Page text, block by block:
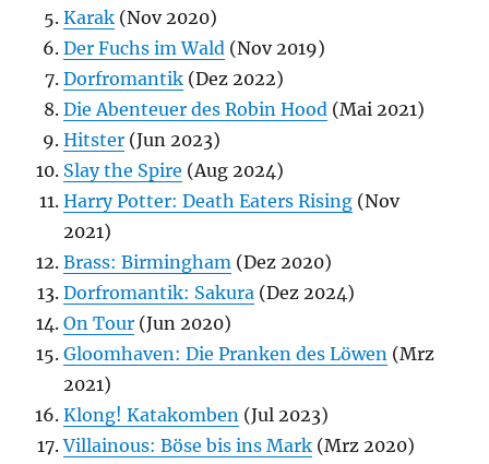
Karak (Nov 2020)
Der Fuchs im Wald (Nov 2019)
Dorfromantik (Dez 2022)
Die Abenteuer des Robin Hood (Mai 2021)
Hitster (Jun 2023)
Slay the Spire (Aug 2024)
Harry Potter: Death Eaters Rising (Nov
2021)
Brass: Birmingham (Dez 2020)
Dorfromantik: Sakura (Dez 2024)
On Tour (Jun 2020)
Gloomhaven: Die Pranken des Löwen (Mrz
2021)
Klong! Katakomben (Jul 2023)
Villainous: Böse bis ins Mark (Mrz 2020)